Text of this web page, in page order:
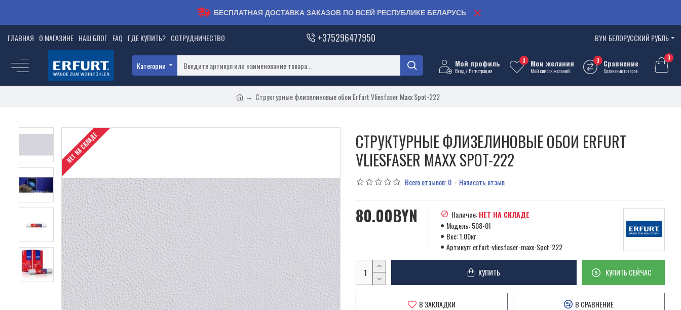
БЕСПЛАТНАЯ ДОСТАВКА ЗАКАЗОВ ПО ВСЕЙ РЕСПУБЛИКЕ БЕЛАРУСЬ
ГЛАВНАЯ О МАГАЗИНЕ НАШ БЛОГ FAQ ГДЕ КУПИТЬ? СОТРУДНИЧЕСТВО +375296477950 BYN БЕЛОРУССКИЙ РУБЛЬ
Категории Мой профиль
Вход / Регистрация
Мои желания
Мой список желаний
0 Сравнение
Сравнение товаров
0 0
Структурные флизелиновые обои Erfurt Vliesfaser Maxx Spot-222
НЕТ НА СКЛАДЕ
СТРУКТУРНЫЕ ФЛИЗЕЛИНОВЫЕ ОБОИ ERFURT
VLIESFASER MAXX SPOT-222
Всего отзывов: 0 - Написать отзыв
80.00BYN Наличие:НЕТ НА СКЛАДЕ
Модель:508-01
Вес:1.00кг
Артикул:erfurt-vliesfaser-maxx-Spot-222
КУПИТЬ КУПИТЬ СЕЙЧАС
В ЗАКЛАДКИ В СРАВНЕНИЕ